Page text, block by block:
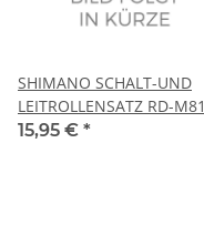
SHIMANO SCHALT-UND
LEITROLLENSATZ RD-
15,95 € *